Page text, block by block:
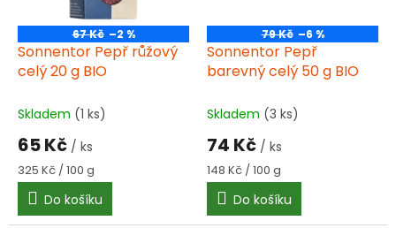
67 Kč –2 %
Sonnentor Pepř růžový
celý 20 g BIO
Skladem (1 ks)
65 Kč / ks
Měrná
cena:
325 Kč / 100 g
Do košíku
79 Kč –6 %
Sonnentor Pepř
barevný celý 50 g BIO
Skladem (3 ks)
74 Kč / ks
Měrná
cena:
148 Kč / 100 g
Do košíku